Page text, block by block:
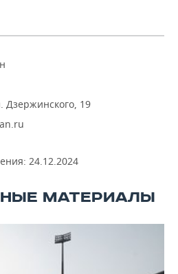
Дзержинского, 19
24.12.2024
МАТЕРИАЛЫ